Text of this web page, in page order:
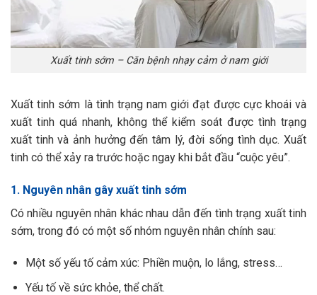
Xuất tinh sớm – Căn bệnh nhạy cảm ở nam giới
Xuất tinh sớm là tình trạng nam giới đạt được cực khoái và
xuất tinh quá nhanh, không thể kiểm soát được tình trạng
xuất tinh và ảnh hưởng đến tâm lý, đời sống tình dục. Xuất
tinh có thể xảy ra trước hoặc ngay khi bắt đầu “cuộc yêu”.
1. Nguyên nhân gây xuất tinh sớm
Có nhiều nguyên nhân khác nhau dẫn đến tình trạng xuất tinh
sớm, trong đó có một số nhóm nguyên nhân chính sau:
Một số yếu tố cảm xúc: Phiền muộn, lo lắng, stress…
Yếu tố về sức khỏe, thể chất.